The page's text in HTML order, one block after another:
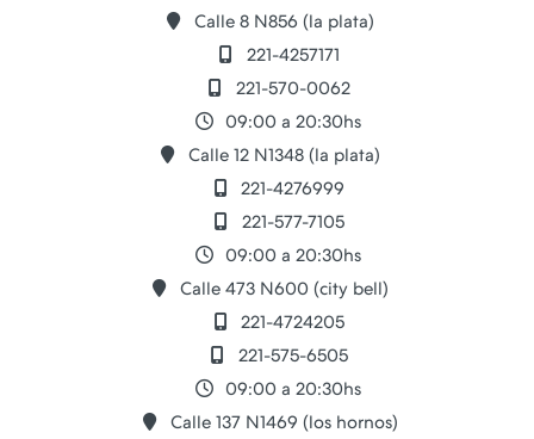
Calle 8 N856 (la plata)
221-4257171
221-570-0062
09:00 a 20:30hs
Calle 12 N1348 (la plata)
221-4276999
221-577-7105
09:00 a 20:30hs
Calle 473 N600 (city bell)
221-4724205
221-575-6505
09:00 a 20:30hs
Calle 137 N1469 (los hornos)